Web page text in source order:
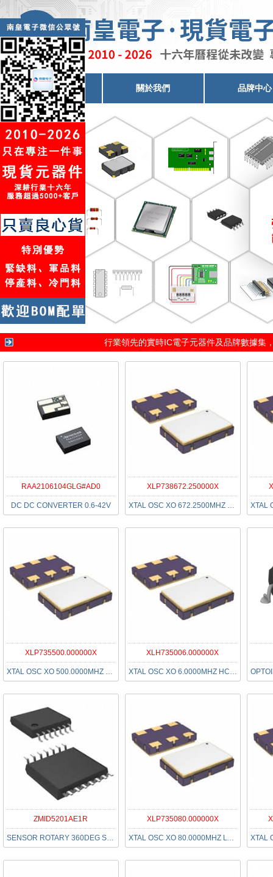
電子元器件代理 關於我們 品牌中心
行業領先的實時IC電子元器件及品牌數據集
RAA2106104GLG#AD0
DC DC CONVERTER 0.6-42V
XLP738672.250000X
XTAL OSC XO 672.2500MHZ LVPECL
XLP735500.000000X
XTAL OSC XO 500.0000MHZ LVPECL
XLH735006.000000X
XTAL OSC XO 6.0000MHZ HCMOS SMD
ZMID5201AE1R
SENSOR ROTARY 360DEG SMD
XLP735080.000000X
XTAL OSC XO 80.0000MHZ LVPECL